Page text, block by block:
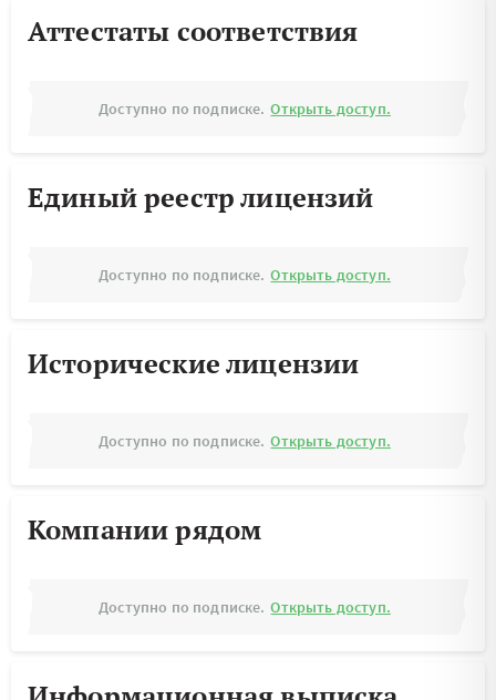
Аттестаты соответствия
Доступно по подписке. Открыть доступ.
Единый реестр лицензий
Доступно по подписке. Открыть доступ.
Исторические лицензии
Доступно по подписке. Открыть доступ.
Компании рядом
Доступно по подписке. Открыть доступ.